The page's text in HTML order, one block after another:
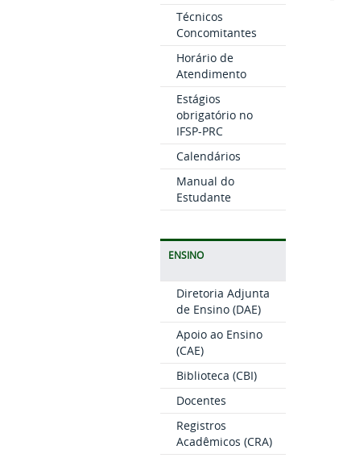
Técnicos
Concomitantes
Horário de
Atendimento
Estágios
obrigatório no
IFSP-PRC
Calendários
Manual do
Estudante
ENSINO
Diretoria Adjunta
de Ensino (DAE)
Apoio ao Ensino
(CAE)
Biblioteca (CBI)
Docentes
Registros
Acadêmicos (CRA)